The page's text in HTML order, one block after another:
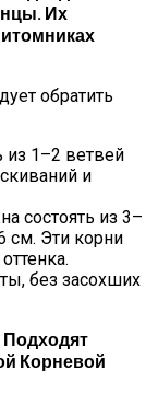
Их
обратить
из 1–2 ветвей
и
состоять из 3–
см. Эти корни
без засохших
Корневой